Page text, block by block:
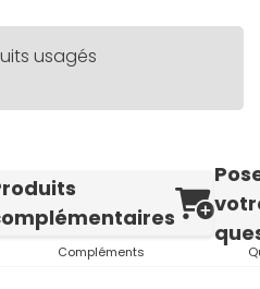
usagés
Compléments